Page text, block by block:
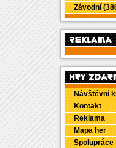
Závodní
Návštěvní
Kontakt
Reklama
Mapa her
Spolupráce